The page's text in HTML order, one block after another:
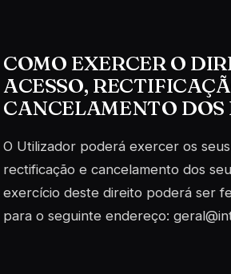
COMO EXERCER O
ACESSO,
CANCELAMENTO DOS
O Utilizador poderá exercer os
rectificação e cancelamento dos
exercício deste direito poderá ser
para o seguinte endereço: